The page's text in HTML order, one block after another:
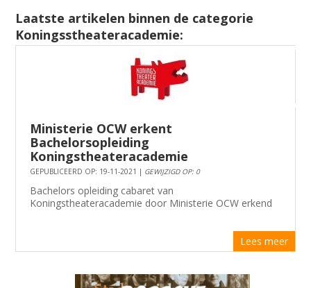
Laatste artikelen binnen de categorie
Koningsstheateracademie:
Ministerie OCW erkent
Bachelorsopleiding
Koningstheateracademie
GEPUBLICEERD OP: 19-11-2021 | GEWIJZIGD OP: 0
Bachelors opleiding cabaret van
Koningstheateracademie door Ministerie OCW erkend
Lees meer